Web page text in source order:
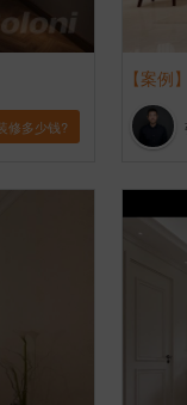
修多少钱?
【案例